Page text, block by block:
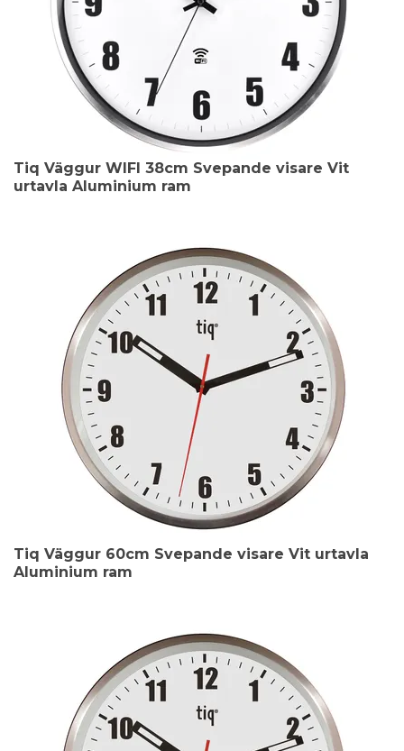
Tiq Väggur WIFI 38cm Svepande visare Vit
urtavla Aluminium ram
Tiq Väggur 60cm Svepande visare Vit urtavla
Aluminium ram